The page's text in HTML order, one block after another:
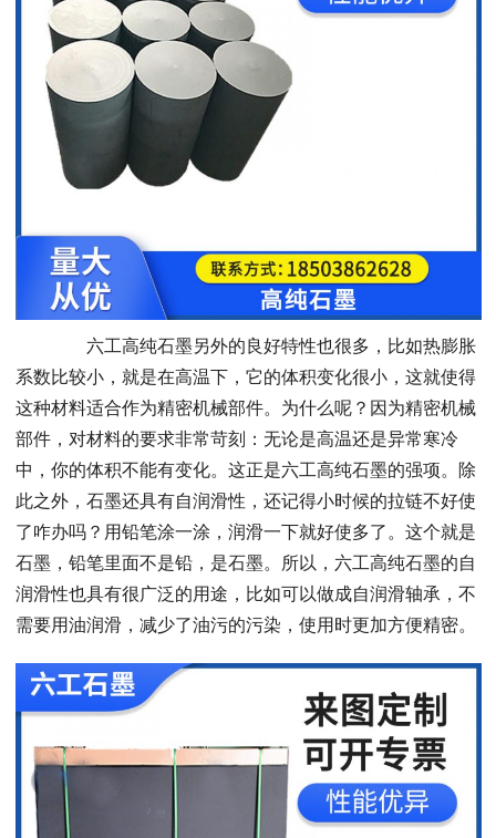
六工高纯石墨另外的良好特性也很多，比如热膨胀
系数比较小，就是在高温下，它的体积变化很小，这就使得
这种材料适合作为精密机械部件。为什么呢？因为精密机械
部件，对材料的要求非常苛刻：无论是高温还是异常寒冷
中，你的体积不能有变化。这正是六工高纯石墨的强项。除
此之外，石墨还具有自润滑性，还记得小时候的拉链不好使
了咋办吗？用铅笔涂一涂，润滑一下就好使多了。这个就是
石墨，铅笔里面不是铅，是石墨。所以，六工高纯石墨的自
润滑性也具有很广泛的用途，比如可以做成自润滑轴承，不
需要用油润滑，减少了油污的污染，使用时更加方便精密。